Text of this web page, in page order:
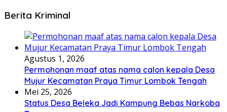
Berita Kriminal
Agustus 1, 2026
Permohonan maaf atas nama calon kepala Desa
Mujur Kecamatan Praya Timur Lombok Tengah
Mei 25, 2026
Status Desa Beleka Jadi ‎Kampung Bebas Narkoba